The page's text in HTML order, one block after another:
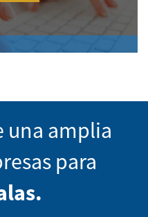
una amplia
para